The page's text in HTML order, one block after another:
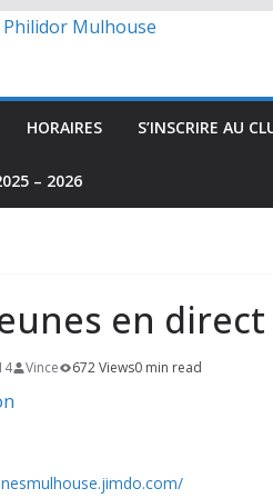
HORAIRES S’INSCRIRE AU
– 2026
en
Vince 672 Views0 min read